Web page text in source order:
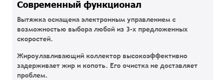
Современный функционал
Вытяжка оснащена электронным управлением с
возможностью выбора любой из 3-х предложенных
скоростей.
Жироулавливающий коллектор высокоэффективно
задерживает жир и копоть. Его очистка не доставляет
проблем.